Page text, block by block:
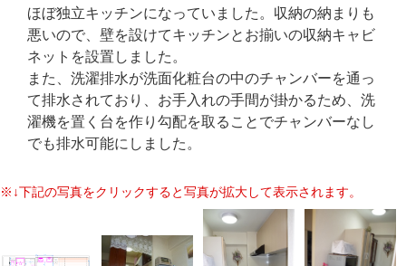
ほぼ独立キッチンになっていました。収納の納まりも
悪いので、壁を設けてキッチンとお揃いの収納キャビ
ネットを設置しました。
また、洗濯排水が洗面化粧台の中のチャンバーを通っ
て排水されており、お手入れの手間が掛かるため、洗
濯機を置く台を作り勾配を取ることでチャンバーなし
でも排水可能にしました。
※↓下記の写真をクリックすると写真が拡大して表示されます。